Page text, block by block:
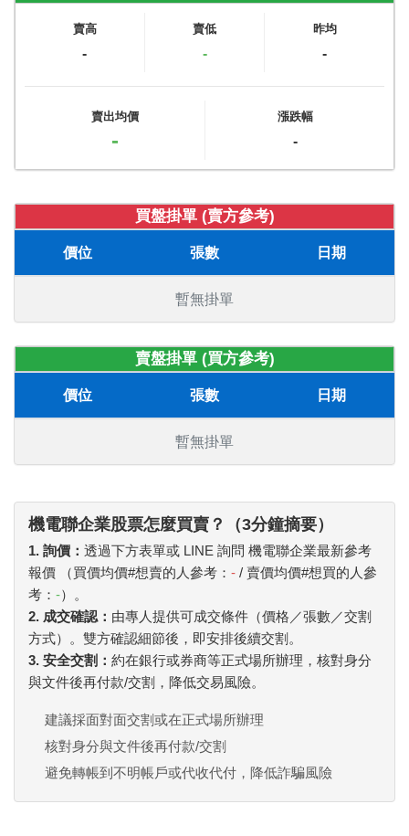
賣高
-
賣低
-
昨均
-
賣出均價
-
漲跌幅
-
買盤掛單 (賣方參考)
價位 張數 日期
暫無掛單
賣盤掛單 (買方參考)
價位 張數 日期
暫無掛單
機電聯企業股票怎麼買賣？（3分鐘摘要）
1. 詢價： 透過下方表單或 LINE 詢問 機電聯企業最新參考
報價 （買價均價#想賣的人參考： - / 賣價均價#想買的人參
考： -）。
2. 成交確認： 由專人提供可成交條件（價格／張數／交割
方式）。雙方確認細節後，即安排後續交割。
3. 安全交割： 約在銀行或券商等正式場所辦理，核對身分
與文件後再付款/交割，降低交易風險。
建議採面對面交割或在正式場所辦理
核對身分與文件後再付款/交割
避免轉帳到不明帳戶或代收代付，降低詐騙風險